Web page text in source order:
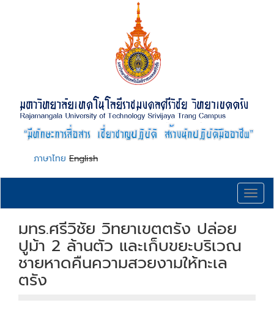
ภาษาไทย English
มทร.ศรีวิชัย วิทยาเขตตรัง ปล่อย
ปูม้า 2 ล้านตัว และเก็บขยะบริเวณ
ชายหาดคืนความสวยงามให้ทะเล
ตรัง